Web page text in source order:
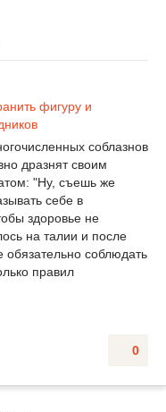
соблазнов
дразнят своим
"Ну, съешь же
себе в
здоровье не
на талии и после
обязательно соблюдать
правил
0